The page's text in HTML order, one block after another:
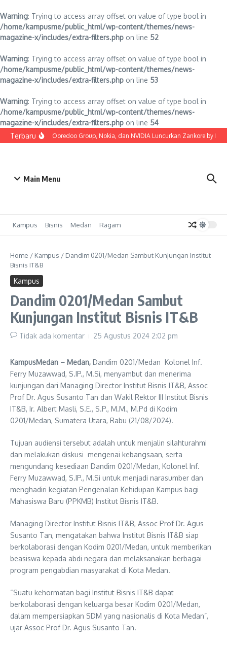
Warning: Trying to access array offset on value of type bool in
/home/kampusme/public_html/wp-content/themes/news-
magazine-x/includes/extra-filters.php on line 52
Warning: Trying to access array offset on value of type bool in
/home/kampusme/public_html/wp-content/themes/news-
magazine-x/includes/extra-filters.php on line 53
Warning: Trying to access array offset on value of type bool in
/home/kampusme/public_html/wp-content/themes/news-
magazine-x/includes/extra-filters.php on line 54
Lewati ke konten
TerbaruIndosat, Ooredoo Group, Nokia, dan NVIDIA Luncurkan Zankore by
Main Menu
Kampus Bisnis Medan Ragam
Home / Kampus / Dandim 0201/Medan Sambut Kunjungan Institut
Bisnis IT&B
Kampus
Dandim 0201/Medan Sambut
Kunjungan Institut Bisnis IT&B
Tidak ada komentar 25 Agustus 2024 2:02 pm
KampusMedan – Medan, Dandim 0201/Medan Kolonel Inf.
Ferry Muzawwad, S.IP., M.Si, menyambut dan menerima
kunjungan dari Managing Director Institut Bisnis IT&B, Assoc
Prof Dr. Agus Susanto Tan dan Wakil Rektor III Institut Bisnis
IT&B, Ir. Albert Masli, S.E., S.P., M.M., M.Pd di Kodim
0201/Medan, Sumatera Utara, Rabu (21/08/2024).
Tujuan audiensi tersebut adalah untuk menjalin silahturahmi
dan melakukan diskusi mengenai kebangsaan, serta
mengundang kesediaan Dandim 0201/Medan, Kolonel Inf.
Ferry Muzawwad, S.IP., M.Si untuk menjadi narasumber dan
menghadiri kegiatan Pengenalan Kehidupan Kampus bagi
Mahasiswa Baru (PPKMB) Institut Bisnis IT&B.
Managing Director Institut Bisnis IT&B, Assoc Prof Dr. Agus
Susanto Tan, mengatakan bahwa Institut Bisnis IT&B siap
berkolaborasi dengan Kodim 0201/Medan, untuk memberikan
beasiswa kepada abdi negara dan melaksanakan berbagai
program pengabdian masyarakat di Kota Medan.
“Suatu kehormatan bagi Institut Bisnis IT&B dapat
berkolaborasi dengan keluarga besar Kodim 0201/Medan,
dalam mempersiapkan SDM yang nasionalis di Kota Medan”,
ujar Assoc Prof Dr. Agus Susanto Tan.